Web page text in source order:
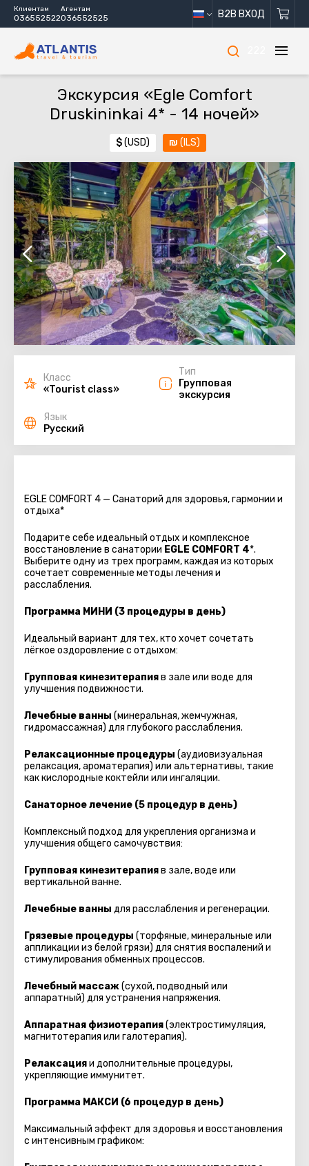
Клиентам
036552522
Агентам
036552525 B2B ВХОД
Экскурсия «Egle Comfort
Druskininkai 4* - 14 ночей»
$(USD) ₪ (ILS)
Класс
«Tourist class»
Тип
Групповая
экскурсия
Язык
Русский
EGLE COMFORT 4 — Санаторий для здоровья, гармонии и
отдыха*
Подарите себе идеальный отдых и комплексное
восстановление в санатории EGLE COMFORT 4*.
Выберите одну из трех программ, каждая из которых
сочетает современные методы лечения и
расслабления.
Программа МИНИ (3 процедуры в день)
Идеальный вариант для тех, кто хочет сочетать
лёгкое оздоровление с отдыхом:
Групповая кинезитерапияв зале или воде для
улучшения подвижности.
Лечебные ванны (минеральная, жемчужная,
гидромассажная) для глубокого расслабления.
Релаксационные процедуры (аудиовизуальная
релаксация, ароматерапия) или альтернативы, такие
как кислородные коктейли или ингаляции.
Санаторное лечение (5 процедур в день)
Комплексный подход для укрепления организма и
улучшения общего самочувствия:
Групповая кинезитерапияв зале, воде или
вертикальной ванне.
Лечебные ванны для расслабления и регенерации.
Грязевые процедуры (торфяные, минеральные или
аппликации из белой грязи) для снятия воспалений и
стимулирования обменных процессов.
Лечебный массаж(сухой, подводный или
аппаратный) для устранения напряжения.
Аппаратная физиотерапия(электростимуляция,
магнитотерапия или галотерапия).
Релаксацияи дополнительные процедуры,
укрепляющие иммунитет.
Программа МАКСИ (6 процедур в день)
Максимальный эффект для здоровья и восстановления
с интенсивным графиком: